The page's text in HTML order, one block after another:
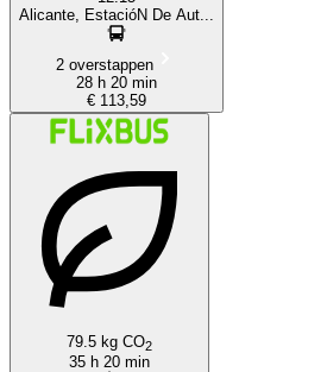
Alicante, EstacióN De Aut...
2 overstappen
28 h 20 min
€ 113,59
79.5 kg CO2
35 h 20 min